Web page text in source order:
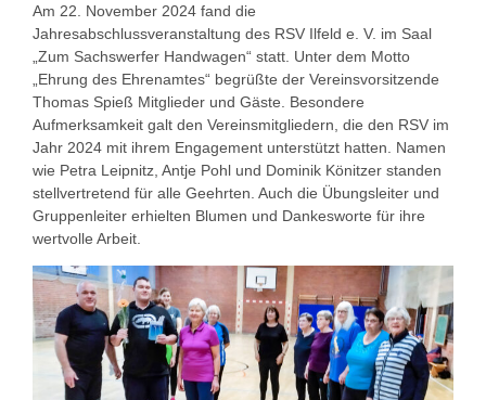
Am 22. November 2024 fand die
Jahresabschlussveranstaltung des RSV Ilfeld e. V. im Saal
„Zum Sachswerfer Handwagen“ statt. Unter dem Motto
„Ehrung des Ehrenamtes“ begrüßte der Vereinsvorsitzende
Thomas Spieß Mitglieder und Gäste. Besondere
Aufmerksamkeit galt den Vereinsmitgliedern, die den RSV im
Jahr 2024 mit ihrem Engagement unterstützt hatten. Namen
wie Petra Leipnitz, Antje Pohl und Dominik Könitzer standen
stellvertretend für alle Geehrten. Auch die Übungsleiter und
Gruppenleiter erhielten Blumen und Dankesworte für ihre
wertvolle Arbeit.